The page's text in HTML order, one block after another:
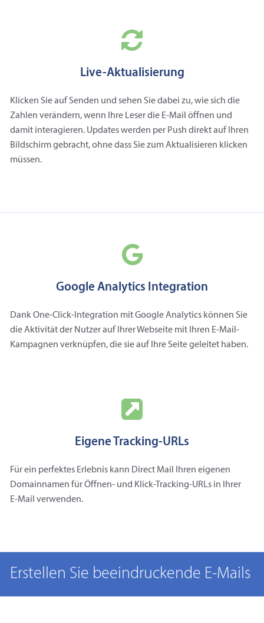
Live-Aktualisierung
Klicken Sie auf Senden und sehen Sie dabei zu, wie sich die
Zahlen verändern, wenn Ihre Leser die E‑Mail öffnen und
damit interagieren. Updates werden per Push direkt auf Ihren
Bildschirm gebracht, ohne dass Sie zum Aktualisieren klicken
müssen.
Google Analytics Integration
Dank One-Click-Integration mit Google Analytics können Sie
die Aktivität der Nutzer auf Ihrer Webseite mit Ihren E‑Mail-
Kampagnen verknüpfen, die sie auf Ihre Seite geleitet haben.
Eigene Tracking-URLs
Für ein perfektes Erlebnis kann Direct Mail Ihren eigenen
Domainnamen für Öffnen- und Klick-Tracking-URLs in Ihrer
E‑Mail verwenden.
Erstellen Sie beeindruckende E-Mails